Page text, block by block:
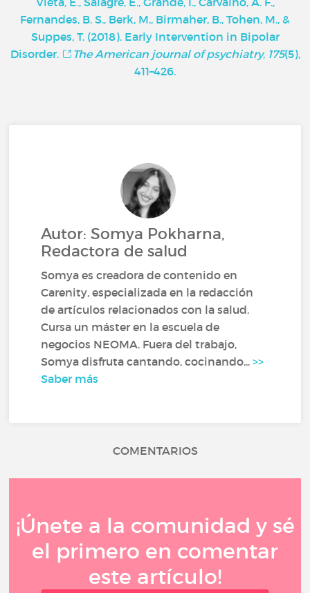
Fernandes, B. S., Berk, M., Birmaher, B., Tohen, M., &
Suppes, T. (2018). Early Intervention in Bipolar
Disorder.
The American journal of psychiatry, 175(5),
411–426.
Autor: Somya Pokharna,
Redactora de salud
Somya es creadora de contenido en
Carenity, especializada en la redacción
de artículos relacionados con la salud.
Cursa un máster en la escuela de
negocios NEOMA. Fuera del trabajo,
Somya disfruta cantando, cocinando...>>
Saber más
COMENTARIOS
¡Únete a la comunidad y sé
el primero en comentar
este artículo!